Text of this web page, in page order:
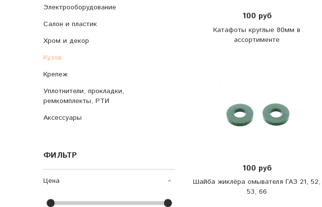
Электрооборудование
Салон и пластик
Хром и декор
Кузов
Крепеж
Уплотнители, прокладки,
ремкомплекты, РТИ
Аксессуары
ФИЛЬТР
Цена
100 руб
Катафоты круглые 80мм в
ассортименте
100 руб
Шайба жиклёра омывателя ГАЗ 21, 52,
53, 66